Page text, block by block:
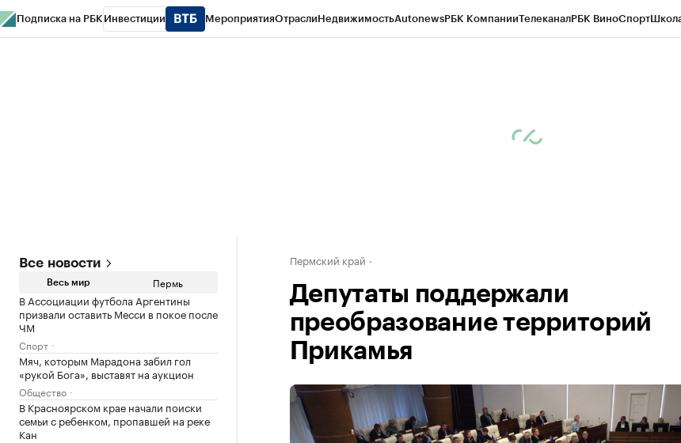
Подписка на РБК Инвестиции МероприятияОтраслиНедвижимостьAutonewsРБК КомпанииТелеканалРБК ВиноСпорт
Все новости
Весь мир Пермь
В Ассоциации футбола Аргентины
призвали оставить Месси в покое после
ЧМ
Спорт
Мяч, которым Марадона забил гол
«рукой Бога», выставят на аукцион
Общество
В Красноярском крае начали поиски
семьи с ребенком, пропавшей на реке
Кан
Пермский край
Депутаты поддержали
преобразование территорий
Прикамья